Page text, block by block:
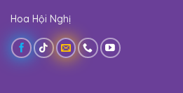
Hoa Hội Nghị